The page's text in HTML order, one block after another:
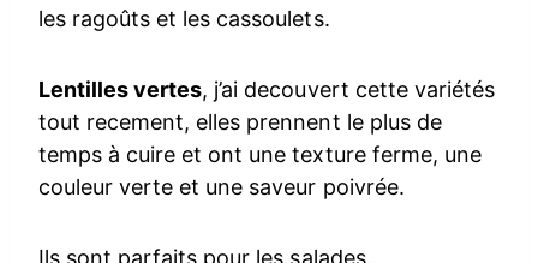
les ragoûts et les cassoulets.
Lentilles vertes, j’ai decouvert cette variétés
tout recement, elles prennent le plus de
temps à cuire et ont une texture ferme, une
couleur verte et une saveur poivrée.
Ils sont parfaits pour les salades.